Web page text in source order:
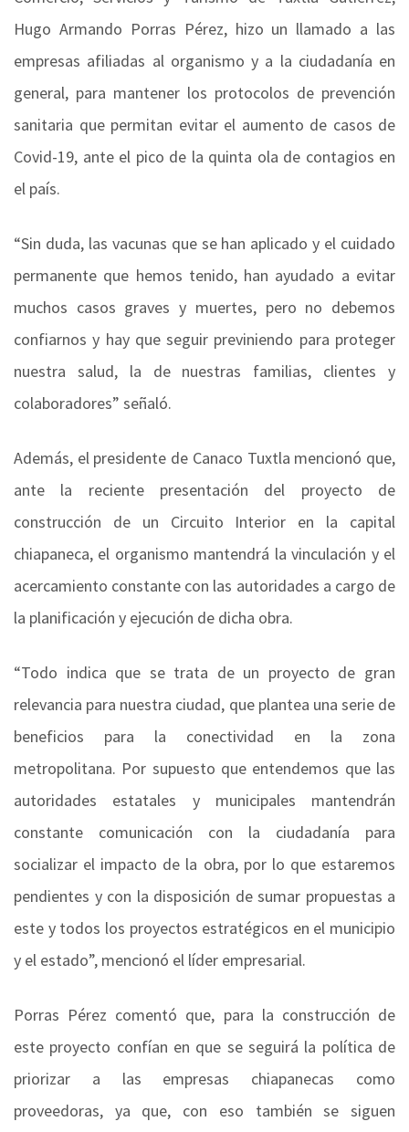
Hugo Armando Porras Pérez, hizo un llamado a las
empresas afiliadas al organismo y a la ciudadanía en
general, para mantener los protocolos de prevención
sanitaria que permitan evitar el aumento de casos de
Covid-19, ante el pico de la quinta ola de contagios en
el país.
“Sin duda, las vacunas que se han aplicado y el cuidado
permanente que hemos tenido, han ayudado a evitar
muchos casos graves y muertes, pero no debemos
confiarnos y hay que seguir previniendo para proteger
nuestra salud, la de nuestras familias, clientes y
colaboradores” señaló.
Además, el presidente de Canaco Tuxtla mencionó que,
ante la reciente presentación del proyecto de
construcción de un Circuito Interior en la capital
chiapaneca, el organismo mantendrá la vinculación y el
acercamiento constante con las autoridades a cargo de
la planificación y ejecución de dicha obra.
“Todo indica que se trata de un proyecto de gran
relevancia para nuestra ciudad, que plantea una serie de
beneficios para la conectividad en la zona
metropolitana. Por supuesto que entendemos que las
autoridades estatales y municipales mantendrán
constante comunicación con la ciudadanía para
socializar el impacto de la obra, por lo que estaremos
pendientes y con la disposición de sumar propuestas a
este y todos los proyectos estratégicos en el municipio
y el estado”, mencionó el líder empresarial.
Porras Pérez comentó que, para la construcción de
este proyecto confían en que se seguirá la política de
priorizar a las empresas chiapanecas como
proveedoras, ya que, con eso también se siguen